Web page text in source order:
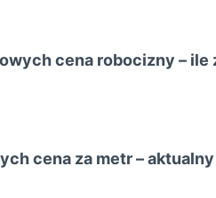
cena robocizny – ile
cena za metr –